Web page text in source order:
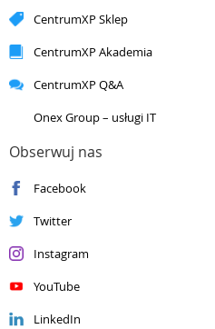
Silver
Silver Application Integration
Silver Cloud Platform
Silver Collaboration and Content
Data Platform
Silver DevOps
Silver Enterprise Mobility Management
CentrumXP Sklep
CentrumXP Akademia
CentrumXP Q&A
Onex Group – usługi IT
Obserwuj nas
Facebook
Twitter
Instagram
YouTube
LinkedIn